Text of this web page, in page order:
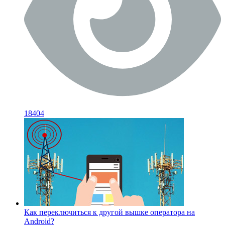
18404
Как переключиться к другой вышке оператора на
Android?